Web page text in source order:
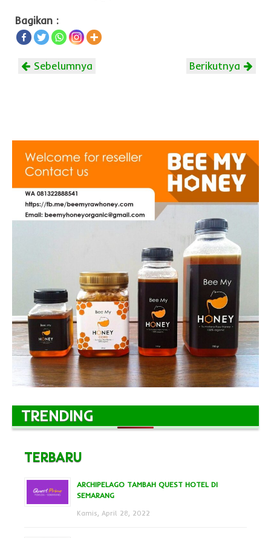
Bagikan :
Berikutnya
Sebelumnya
TRENDING
TERBARU
ARCHIPELAGO TAMBAH QUEST HOTEL DI
SEMARANG
Kamis, April 28, 2022